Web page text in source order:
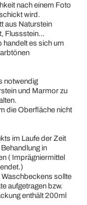
nach einem Foto
wird.
aus Naturstein
Flussstein...
handelt es sich um
notwendig
und Marmor zu
die Oberfläche nicht
im Laufe der Zeit
in
( Imprägniermittel
Waschbeckens sollte
aufgetragen bzw.
enthält 200ml